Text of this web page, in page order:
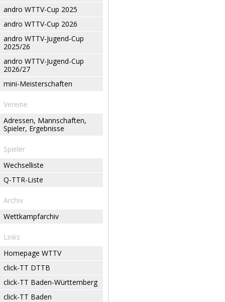
andro WTTV-Cup 2025
andro WTTV-Cup 2026
andro WTTV-Jugend-Cup
2025/26
andro WTTV-Jugend-Cup
2026/27
mini-Meisterschaften
Vereine
Adressen, Mannschaften,
Spieler, Ergebnisse
Spieler
Wechselliste
Q-TTR-Liste
Archiv
Wettkampfarchiv
Links
Homepage WTTV
click-TT DTTB
click-TT Baden-Württemberg
click-TT Baden